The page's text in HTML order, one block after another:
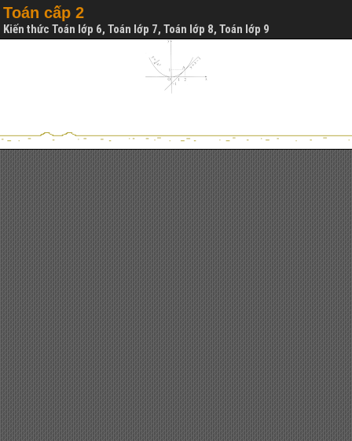
Toán cấp 2
Kiến thức Toán lớp 6, Toán lớp 7, Toán lớp 8, Toán lớp 9